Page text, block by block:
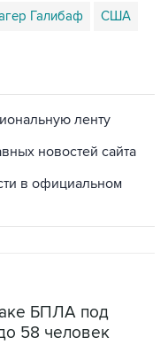
Галибаф США
ленту
новостей сайта
в официальном
БПЛА под
58 человек